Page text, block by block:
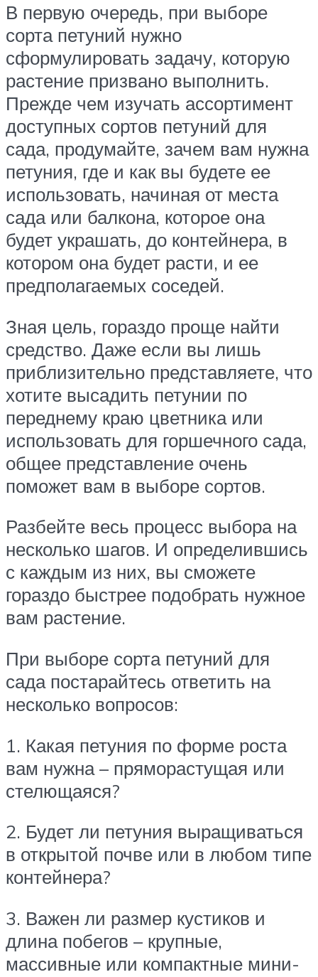
В первую очередь, при выборе
сорта петуний нужно
сформулировать задачу, которую
растение призвано выполнить.
Прежде чем изучать ассортимент
доступных сортов петуний для
сада, продумайте, зачем вам нужна
петуния, где и как вы будете ее
использовать, начиная от места
сада или балкона, которое она
будет украшать, до контейнера, в
котором она будет расти, и ее
предполагаемых соседей.
Зная цель, гораздо проще найти
средство. Даже если вы лишь
приблизительно представляете, что
хотите высадить петунии по
переднему краю цветника или
использовать для горшечного сада,
общее представление очень
поможет вам в выборе сортов.
Разбейте весь процесс выбора на
несколько шагов. И определившись
с каждым из них, вы сможете
гораздо быстрее подобрать нужное
вам растение.
При выборе сорта петуний для
сада постарайтесь ответить на
несколько вопросов:
1. Какая петуния по форме роста
вам нужна – пряморастущая или
стелющаяся?
2. Будет ли петуния выращиваться
в открытой почве или в любом типе
контейнера?
3. Важен ли размер кустиков и
длина побегов – крупные,
массивные или компактные мини-